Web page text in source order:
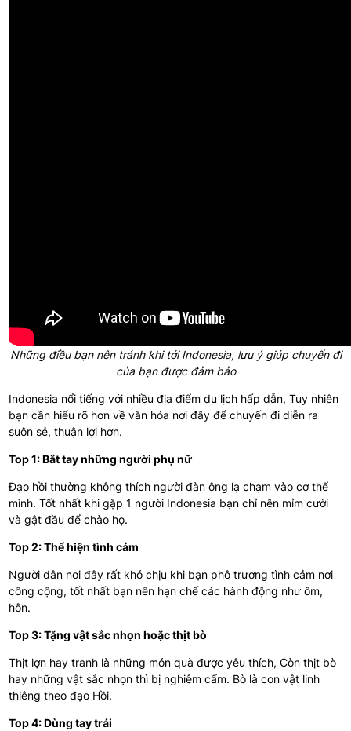
Những điều bạn nên tránh khi tới Indonesia, lưu ý giúp chuyến đi
của bạn được đảm bảo
Indonesia nổi tiếng với nhiều địa điểm du lịch hấp dẫn, Tuy nhiên
bạn cần hiểu rõ hơn về văn hóa nơi đây để chuyến đi diễn ra
suôn sẻ, thuận lợi hơn.
Top 1: Bắt tay những người phụ nữ
Đạo hồi thường không thích người đàn ông lạ chạm vào cơ thể
mình. Tốt nhất khi gặp 1 người Indonesia bạn chỉ nên mỉm cười
và gật đầu để chào họ.
Top 2: Thể hiện tình cảm
Người dân nơi đây rất khó chịu khi bạn phô trương tình cảm nơi
công cộng, tốt nhất bạn nên hạn chế các hành động như ôm,
hôn.
Top 3: Tặng vật sắc nhọn hoặc thịt bò
Thịt lợn hay tranh là những món quà được yêu thích, Còn thịt bò
hay những vật sắc nhọn thì bị nghiêm cấm. Bò là con vật linh
thiêng theo đạo Hồi.
Top 4: Dùng tay trái